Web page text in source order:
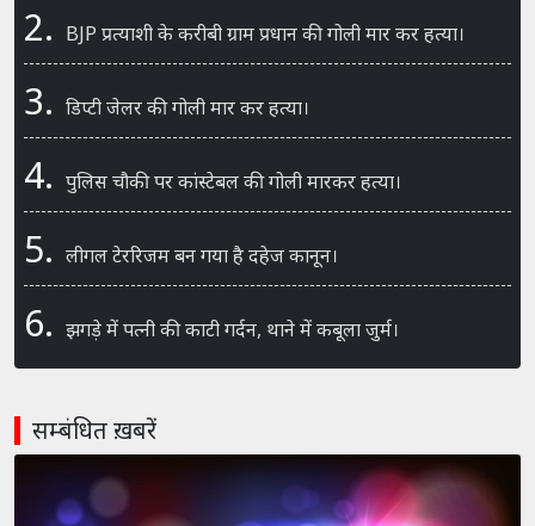
2. BJP प्रत्याशी के करीबी ग्राम प्रधान की गोली मार कर हत्या।
3. डिप्टी जेलर की गोली मार कर हत्या।
4. पुलिस चौकी पर कांस्टेबल की गोली मारकर हत्या।
5. लीगल टेररिजम बन गया है दहेज कानून।
6. झगड़े में पत्नी की काटी गर्दन, थाने में कबूला जुर्म।
सम्बंधित ख़बरें